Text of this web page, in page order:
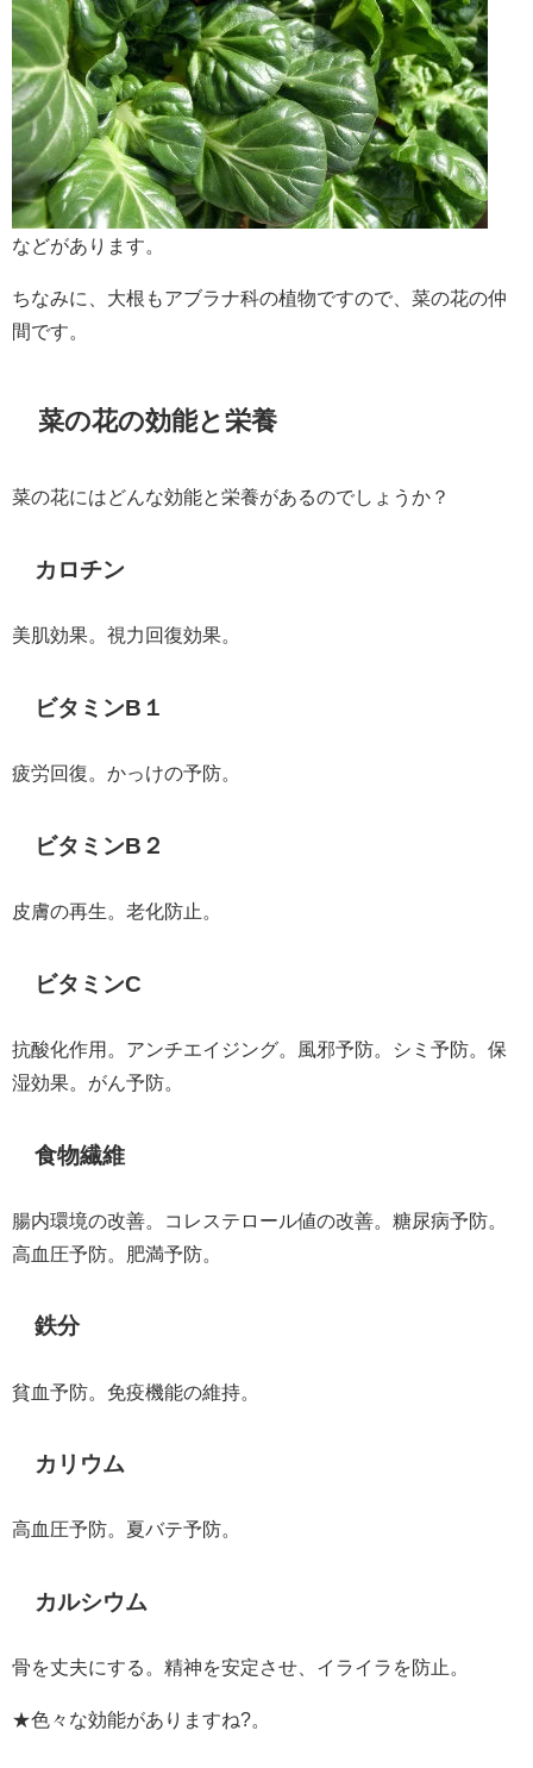
などがあります。
ちなみに、大根もアブラナ科の植物ですので、菜の花の仲
間です。
菜の花の効能と栄養
菜の花にはどんな効能と栄養があるのでしょうか？
カロチン
美肌効果。視力回復効果。
ビタミンB１
疲労回復。かっけの予防。
ビタミンB２
皮膚の再生。老化防止。
ビタミンC
抗酸化作用。アンチエイジング。風邪予防。シミ予防。保
湿効果。がん予防。
食物繊維
腸内環境の改善。コレステロール値の改善。糖尿病予防。
高血圧予防。肥満予防。
鉄分
貧血予防。免疫機能の維持。
カリウム
高血圧予防。夏バテ予防。
カルシウム
骨を丈夫にする。精神を安定させ、イライラを防止。
★色々な効能がありますね?。